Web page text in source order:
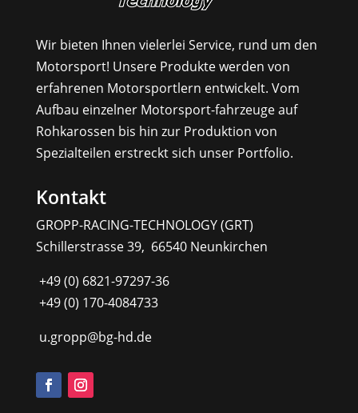
Wir bieten Ihnen vielerlei Service, rund um den
Motorsport! Unsere Produkte werden von
erfahrenen Motorsportlern entwickelt. Vom
Aufbau einzelner Motorsport-fahrzeuge auf
Rohkarossen bis hin zur Produktion von
Spezialteilen erstreckt sich unser Portfolio.
Kontakt
GROPP-RACING-TECHNOLOGY (GRT)
Schillerstrasse 39, 66540 Neunkirchen
+49 (0) 6821-97297-36
+49 (0) 170-4084733
u.gropp@bg-hd.de